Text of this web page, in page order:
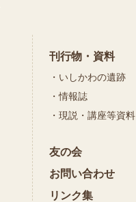
刊行物・資料
いしかわの遺跡
情報誌
現説・講座等資料
友の会
お問い合わせ
リンク集